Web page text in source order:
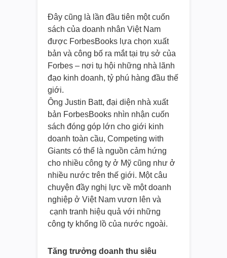
Đây cũng là lần đầu tiên một cuốn
sách của doanh nhân Việt Nam
được ForbesBooks lựa chọn xuất
bản và công bố ra mắt tại trụ sở của
Forbes – nơi tụ hội những nhà lãnh
đạo kinh doanh, tỷ phú hàng đầu thế
giới.
Ông Justin Batt, đại diện nhà xuất
bản ForbesBooks nhìn nhận cuốn
sách đóng góp lớn cho giới kinh
doanh toàn cầu, Competing with
Giants có thể là nguồn cảm hứng
cho nhiều công ty ở Mỹ cũng như ở
nhiều nước trên thế giới. Một câu
chuyện đầy nghị lực về một doanh
nghiệp ở Việt Nam vươn lên và
cạnh tranh hiệu quả với những
công ty khổng lồ của nước ngoài.
Tăng trưởng doanh thu siêu